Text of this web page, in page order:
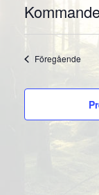
Välj
datum.
Föregående